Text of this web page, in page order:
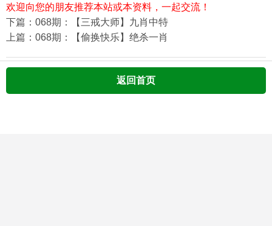
欢迎向您的朋友推荐本站或本资料，一起交流！
下篇：068期：【三戒大师】九肖中特
上篇：068期：【偷换快乐】绝杀一肖
返回首页